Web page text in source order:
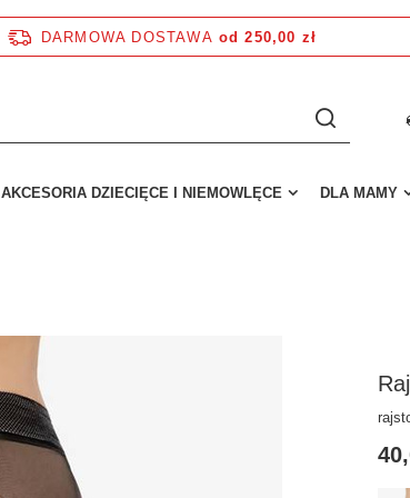
DARMOWA DOSTAWA od 250,00 zł
AKCESORIA DZIECIĘCE I NIEMOWLĘCE DLA MAMY